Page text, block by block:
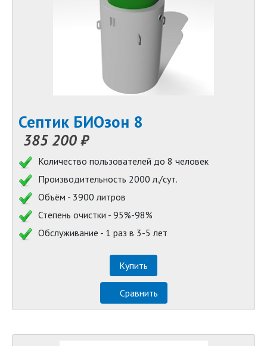
Септик БИОзон 8
385 200 ₽
Количество пользователей до 8 человек
Производительность 2000 л./сут.
Объём - 3900 литров
Степень очистки - 95%-98%
Обслуживание - 1 раз в 3-5 лет
Купить
Сравнить